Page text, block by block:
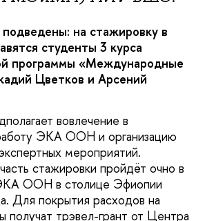
на стажировку в
студенты 3 курса
программы «Международные
Цветков и Арсений
вовлечение в
ЭКА ООН и организацию
мероприятий.
стажировки пройдёт очно в
ООН в столице Эфиопии
Для покрытия расходов на
получат трэвел-грант от Центра